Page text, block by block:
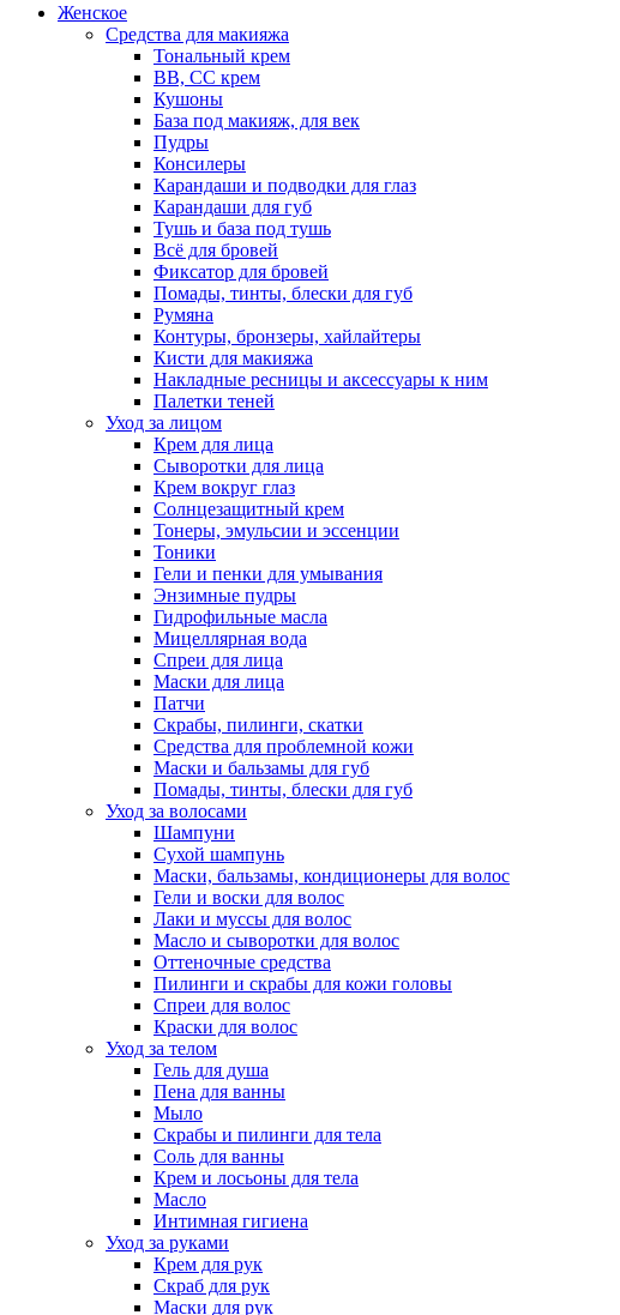
Женское
Средства для макияжа
Тональный крем
BB, CC крем
Кушоны
База под макияж, для век
Пудры
Консилеры
Карандаши и подводки для глаз
Карандаши для губ
Тушь и база под тушь
Всё для бровей
Фиксатор для бровей
Помады, тинты, блески для губ
Румяна
Контуры, бронзеры, хайлайтеры
Кисти для макияжа
Накладные ресницы и аксессуары к ним
Палетки теней
Уход за лицом
Крем для лица
Сыворотки для лица
Крем вокруг глаз
Солнцезащитный крем
Тонеры, эмульсии и эссенции
Тоники
Гели и пенки для умывания
Энзимные пудры
Гидрофильные масла
Мицеллярная вода
Спреи для лица
Маски для лица
Патчи
Скрабы, пилинги, скатки
Средства для проблемной кожи
Маски и бальзамы для губ
Помады, тинты, блески для губ
Уход за волосами
Шампуни
Сухой шампунь
Маски, бальзамы, кондиционеры для волос
Гели и воски для волос
Лаки и муссы для волос
Масло и сыворотки для волос
Оттеночные средства
Пилинги и скрабы для кожи головы
Спреи для волос
Краски для волос
Уход за телом
Гель для душа
Пена для ванны
Мыло
Скрабы и пилинги для тела
Соль для ванны
Крем и лосьоны для тела
Масло
Интимная гигиена
Уход за руками
Крем для рук
Скраб для рук
Маски для рук